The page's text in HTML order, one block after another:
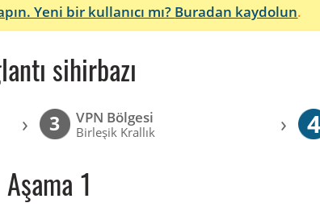
Yeni bir kullanıcı mı? Buradan kaydolun.
sihirbazı
› 3 VPN Bölgesi
Birleşik Krallık › 4
Aşama 1